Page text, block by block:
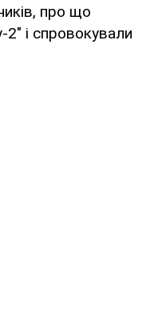
про що
2" і спровокували